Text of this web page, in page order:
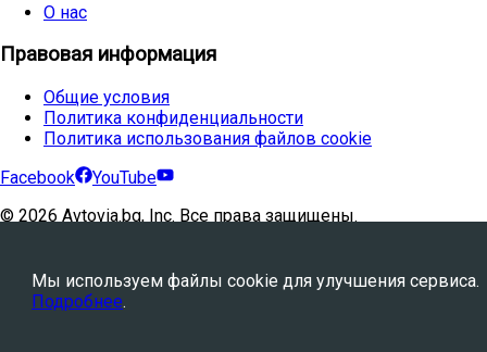
Мы используем файлы cookie для улучшения сервиса.
Подробнее.
О нас
Правовая информация
Общие условия
Политика конфиденциальности
Политика использования файлов cookie
Facebook
YouTube
© 2026 Avtovia.bg, Inc. Все права защищены.